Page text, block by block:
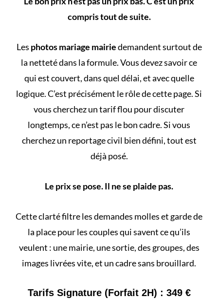
compris tout de suite.
Les photos mariage mairiedemandent surtout de
la netteté dans la formule. Vous devez savoir ce
qui est couvert, dans quel délai, et avec quelle
logique. C’est précisément le rôle de cette page. Si
vous cherchez un tarif flou pour discuter
longtemps, ce n’est pas le bon cadre. Si vous
cherchez un reportage civil bien défini, tout est
déjà posé.
Le prix se pose. Il ne se plaide pas.
Cette clarté filtre les demandes molles et garde de
la place pour les couples qui savent ce qu’ils
veulent : une mairie, une sortie, des groupes, des
images livrées vite, et un cadre sans brouillard.
Tarifs Signature (Forfait 2H) : 349 €